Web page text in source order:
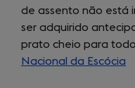
new
tab)
de assento não está
ser adquirido
prato cheio para
Nacional da Escócia